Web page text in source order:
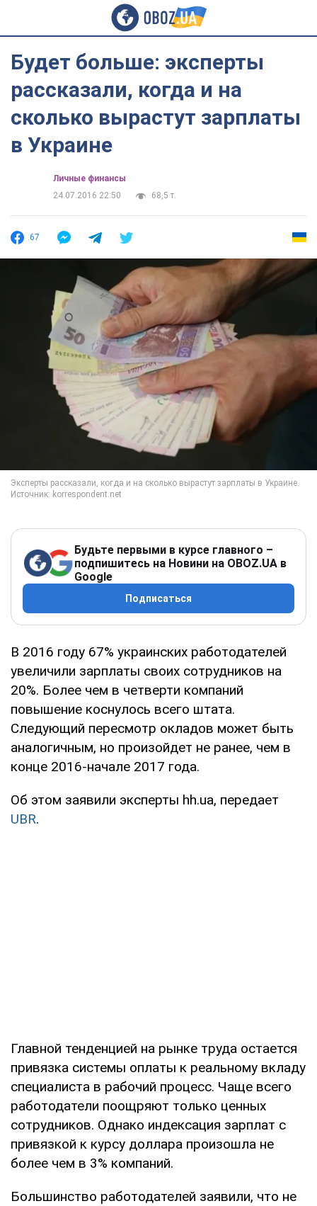
Будет больше: эксперты
рассказали, когда и на
сколько вырастут зарплаты
в Украине
Личные финансы
24.07.2016 22:50
68,5 т.
67
Будьте первыми в курсе главного –
подпишитесь на Новини на OBOZ.UA в
Google
Подписаться
В 2016 году 67% украинских работодателей
увеличили зарплаты своих сотрудников на
20%. Более чем в четверти компаний
повышение коснулось всего штата.
Следующий пересмотр окладов может быть
аналогичным, но произойдет не ранее, чем в
конце 2016-начале 2017 года.
Об этом заявили эксперты hh.ua, передает
UBR.
Главной тенденцией на рынке труда остается
привязка системы оплаты к реальному вкладу
специалиста в рабочий процесс. Чаще всего
работодатели поощряют только ценных
сотрудников. Однако индексация зарплат с
привязкой к курсу доллара произошла не
более чем в 3% компаний.
Большинство работодателей заявили, что не